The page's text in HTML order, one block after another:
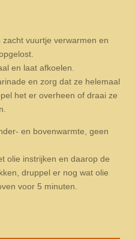
vuurtje verwarmen en
en laat afkoelen.
en zorg dat ze helemaal
het er overheen of draai ze
en bovenwarmte, geen
olie instrijken en daarop de
druppel er nog wat olie
voor 5 minuten.